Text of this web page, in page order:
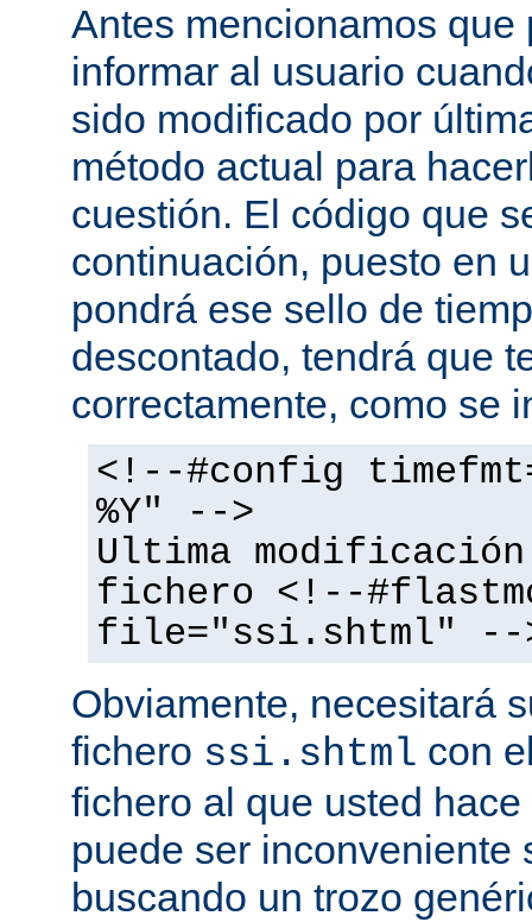
Antes mencionamos que
informar al usuario
sido modificado por
método actual para
cuestión. El código que
continuación, puesto en
pondrá ese sello de
descontado, tendrá que
correctamente, como se
<!--#config
%Y" -->
Ultima
fichero <!--
file="ssi.shtml" --
Obviamente, necesitará
fichero ssi.shtml con
fichero al que usted
puede ser inconveniente
buscando un trozo